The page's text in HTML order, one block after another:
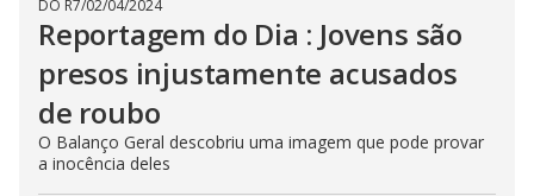
DO R7/02/04/2024
Reportagem do Dia : Jovens são
presos injustamente acusados
de roubo
O Balanço Geral descobriu uma imagem que pode provar
a inocência deles